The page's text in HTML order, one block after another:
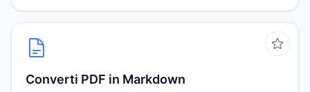
Converti PDF in Markdown